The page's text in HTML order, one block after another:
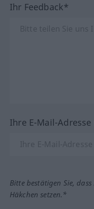
Ihr Feedback*
Ihre E-Mail-
Bitte bestätigen Sie,
Häkchen setzen.*